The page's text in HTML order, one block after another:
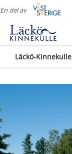
En del av
Läckö-Kinnekulle